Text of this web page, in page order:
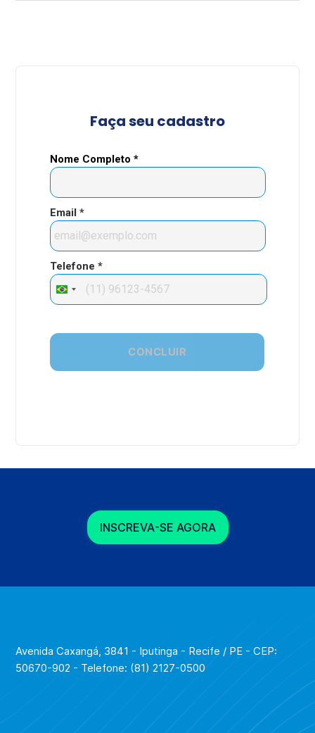
*Consulte Condições
INSCREVA-SE AGORA
Avenida Caxangá, 3841 - Iputinga - Recife / PE - CEP:
50670-902 - Telefone: (81) 2127-0500